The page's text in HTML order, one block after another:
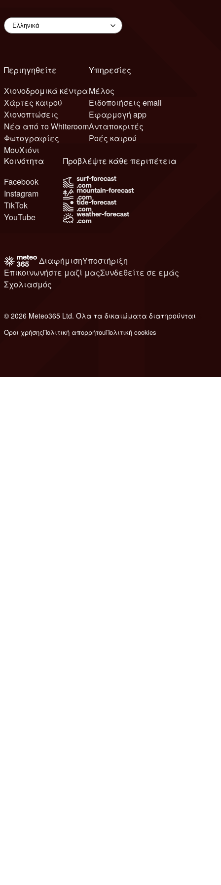
Περιηγηθείτε
Χιονοδρομικά κέντρα
Χάρτες καιρού
Χιονοπτώσεις
Νέα από το Whiteroom
Φωτογραφίες
ΜουΧιόνι
Υπηρεσίες
Μέλος
Ειδοποιήσεις email
Εφαρμογή app
Ανταποκριτές
Ροές καιρού
Κοινότητα
Facebook
Instagram
TikTok
YouTube
Προβλέψτε κάθε περιπέτεια
ΔιαφήμισηΥποστήριξη
Επικοινωνήστε μαζί μαςΣυνδεθείτε σε εμάς
Σχολιασμός
© 2026 Meteo365 Ltd. Όλα τα δικαιώματα διατηρούνται
Όροι χρήσηςΠολιτική απορρήτουΠολιτική cookies